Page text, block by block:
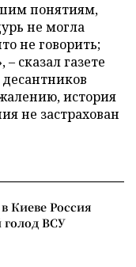
понятиям,
не могла
не говорить;
сказал газете
история
не застрахован
Киеве Россия
голод ВСУ